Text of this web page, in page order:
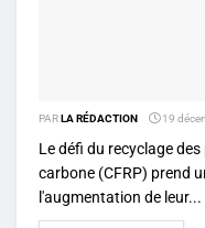
PARLA RÉDACTION 19
Le défi du recyclage
carbone (CFRP) prend
l'augmentation de leur...